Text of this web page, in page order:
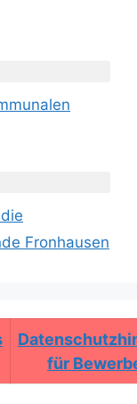
Fronhausen
für